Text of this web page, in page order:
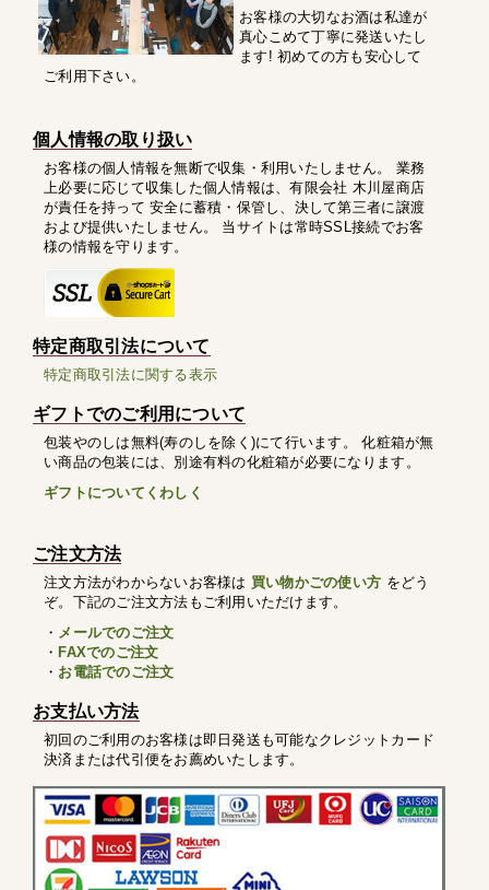
お客様の大切なお酒は私達が
真心こめて丁寧に発送いたし
ます! 初めての方も安心して
ご利用下さい。
個人情報の取り扱い
お客様の個人情報を無断で収集・利用いたしません。 業務
上必要に応じて収集した個人情報は、有限会社 木川屋商店
が責任を持って 安全に蓄積・保管し、決して第三者に譲渡
および提供いたしません。 当サイトは常時SSL接続でお客
様の情報を守ります。
特定商取引法について
特定商取引法に関する表示
ギフトでのご利用について
包装やのしは無料(寿のしを除く)にて行います。 化粧箱が無
い商品の包装には、別途有料の化粧箱が必要になります。
ギフトについてくわしく
ご注文方法
注文方法がわからないお客様は 買い物かごの使い方 をどう
ぞ。下記のご注文方法もご利用いただけます。
・ メールでのご注文
・ FAXでのご注文
・ お電話でのご注文
お支払い方法
初回のご利用のお客様は即日発送も可能なクレジットカード
決済または代引便をお薦めいたします。